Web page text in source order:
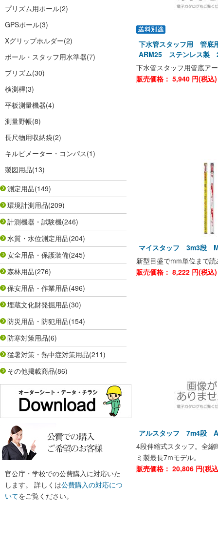
プリズム用ポール(2)
GPSポール(3)
Xグリップホルダー(2)
ポール・スタッフ用水準器(7)
プリズム(30)
検測桿(3)
平板測量機器(4)
測量野帳(8)
長尺物用収納袋(2)
キルビメーター・コンパス(1)
製図用品(13)
測定用品(149)
環境計測用品(209)
計測機器・試験機(246)
水質・水位測定用品(204)
安全用品・保護装備(245)
森林用品(276)
保安用品・作業用品(496)
埋蔵文化財発掘用品(30)
防災用品・防犯用品(154)
防寒対策用品(6)
猛暑対策・熱中症対策用品(211)
その他掲載商品(86)
官公庁・学校での公費購入に対応いた
します。 詳しくは公費購入の対応につ
いてをご覧ください。
下水管スタッフ用 管底
ARM25 ステンレス製
下水管スタッフ用管底ア
販売価格： 5,940 円(税
マイスタッフ 3m3段
新型目盛でmm単位まで
販売価格： 8,222 円(税
アルスタッフ 7m4段
4段伸縮式スタッフ。全
ミ製最長7mモデル。
販売価格： 20,806 円(税